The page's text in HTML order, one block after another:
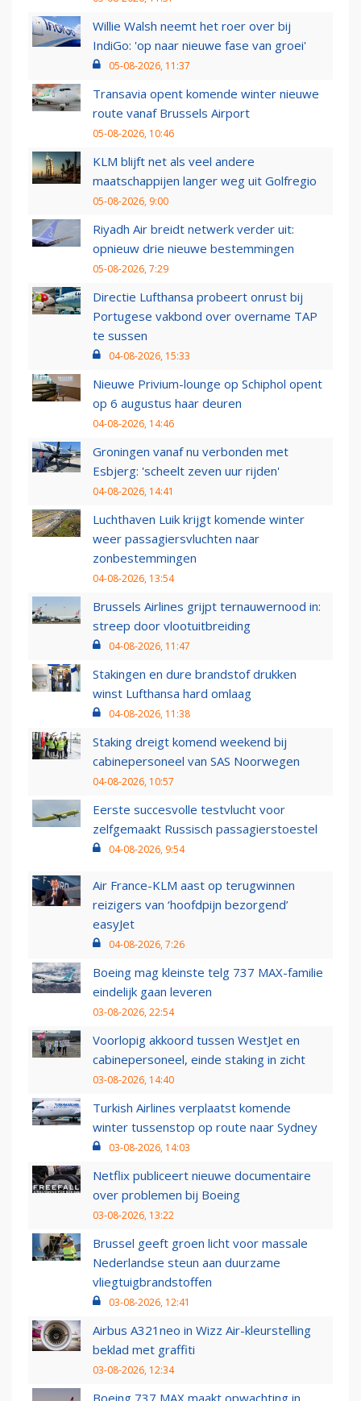
Willie Walsh neemt het roer over bij
IndiGo: 'op naar nieuwe fase van groei'
05-08-2026, 11:37
Transavia opent komende winter nieuwe
route vanaf Brussels Airport
05-08-2026, 10:46
KLM blijft net als veel andere
maatschappijen langer weg uit Golfregio
05-08-2026, 9:00
Riyadh Air breidt netwerk verder uit:
opnieuw drie nieuwe bestemmingen
05-08-2026, 7:29
Directie Lufthansa probeert onrust bij
Portugese vakbond over overname TAP
te sussen
04-08-2026, 15:33
Nieuwe Privium-lounge op Schiphol opent
op 6 augustus haar deuren
04-08-2026, 14:46
Groningen vanaf nu verbonden met
Esbjerg: 'scheelt zeven uur rijden'
04-08-2026, 14:41
Luchthaven Luik krijgt komende winter
weer passagiersvluchten naar
zonbestemmingen
04-08-2026, 13:54
Brussels Airlines grijpt ternauwernood in:
streep door vlootuitbreiding
04-08-2026, 11:47
Stakingen en dure brandstof drukken
winst Lufthansa hard omlaag
04-08-2026, 11:38
Staking dreigt komend weekend bij
cabinepersoneel van SAS Noorwegen
04-08-2026, 10:57
Eerste succesvolle testvlucht voor
zelfgemaakt Russisch passagierstoestel
04-08-2026, 9:54
Air France-KLM aast op terugwinnen
reizigers van ‘hoofdpijn bezorgend’
easyJet
04-08-2026, 7:26
Boeing mag kleinste telg 737 MAX-familie
eindelijk gaan leveren
03-08-2026, 22:54
Voorlopig akkoord tussen WestJet en
cabinepersoneel, einde staking in zicht
03-08-2026, 14:40
Turkish Airlines verplaatst komende
winter tussenstop op route naar Sydney
03-08-2026, 14:03
Netflix publiceert nieuwe documentaire
over problemen bij Boeing
03-08-2026, 13:22
Brussel geeft groen licht voor massale
Nederlandse steun aan duurzame
vliegtuigbrandstoffen
03-08-2026, 12:41
Airbus A321neo in Wizz Air-kleurstelling
beklad met graffiti
03-08-2026, 12:34